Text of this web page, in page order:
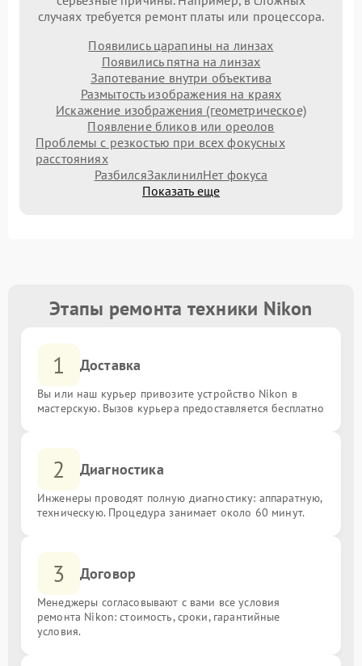
случаях требуется ремонт платы или процессора.
Появились царапины на линзах
Появились пятна на линзах
Запотевание внутри объектива
Размытость изображения на краях
Искажение изображения (геометрическое)
Появление бликов или ореолов
Проблемы с резкостью при всех фокусных
расстояниях
РазбилсяЗаклинилНет фокуса
Показать еще
Этапы ремонта техники Nikon
1 Доставка
Вы или наш курьер привозите устройство Nikon в
мастерскую. Вызов курьера предоставляется бесплатно
2 Диагностика
Инженеры проводят полную диагностику: аппаратную,
техническую. Процедура занимает около 60 минут.
3 Договор
Менеджеры согласовывают с вами все условия
ремонта Nikon: стоимость, сроки, гарантийные
условия.